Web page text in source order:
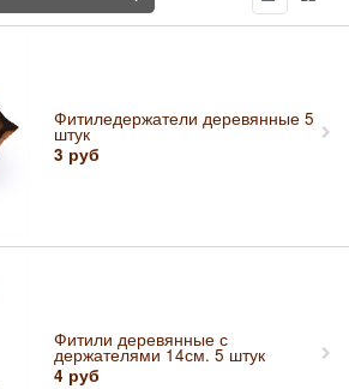
Фитиледержатели деревянные 5
штук
3 руб
Фитили деревянные с
держателями 14см. 5 штук
4 руб